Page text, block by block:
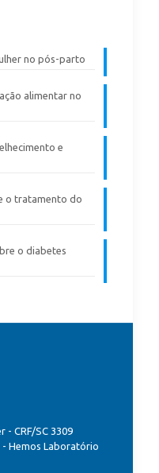
no pós-parto
alimentar no
e
o tratamento do
o diabetes
- CRF/SC 3309
Hemos Laboratório